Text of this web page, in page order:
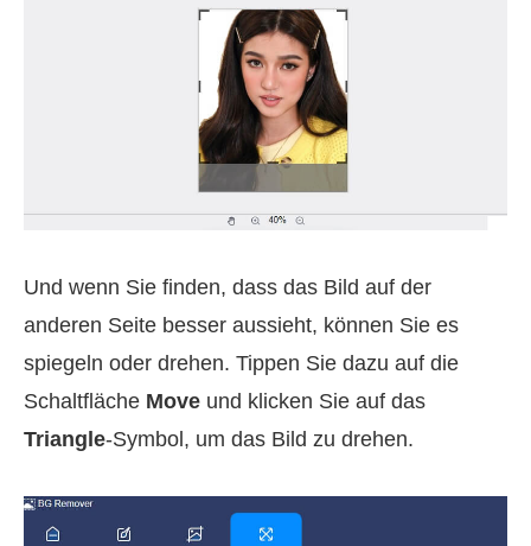
Und wenn Sie finden, dass das Bild auf der
anderen Seite besser aussieht, können Sie es
spiegeln oder drehen. Tippen Sie dazu auf die
Schaltfläche Move und klicken Sie auf das
Triangle-Symbol, um das Bild zu drehen.